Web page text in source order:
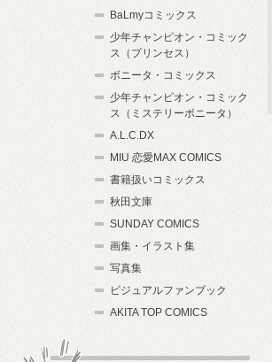
BaLmyコミックス
少年チャンピオン・コミック
ス（プリンセス）
ボニータ・コミックス
少年チャンピオン・コミック
ス（ミステリーボニータ）
A.L.C.DX
MIU 恋愛MAX COMICS
書籍扱いコミックス
秋田文庫
SUNDAY COMICS
画集・イラスト集
写真集
ビジュアルファンブック
AKITA TOP COMICS